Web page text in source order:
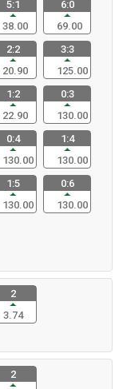
5:1
38.00
6:0
69.00
2:2
20.90
3:3
125.00
1:2
22.90
0:3
130.00
0:4
130.00
1:4
130.00
1:5
130.00
0:6
130.00
2
3.74
2